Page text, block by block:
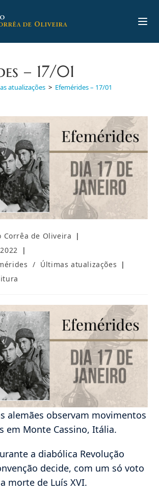
DE OLIVEIRA
– 17/01
atualizações > Efemérides – 17/01
de Oliveira
/ Últimas atualizações
alemães observam movimentos
em Monte Cassino, Itália.
a diabólica Revolução
decide, com um só voto
morte de Luís XVI.